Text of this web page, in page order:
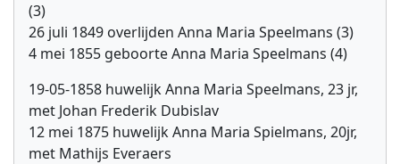
(3)
26 juli 1849 overlijden Anna Maria Speelmans (3)
4 mei 1855 geboorte Anna Maria Speelmans (4)
19-05-1858 huwelijk Anna Maria Speelmans, 23 jr,
met Johan Frederik Dubislav
12 mei 1875 huwelijk Anna Maria Spielmans, 20jr,
met Mathijs Everaers